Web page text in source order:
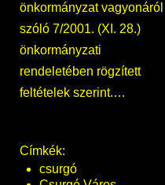
önkormányzat vagyonáról
szóló 7/2001. (XI. 28.)
önkormányzati
rendeletében rögzített
feltételek szerint.…
Címkék:
csurgó